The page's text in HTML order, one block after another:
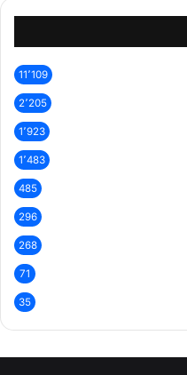
11٬109
2٬205
1٬923
1٬483
485
296
268
71
35